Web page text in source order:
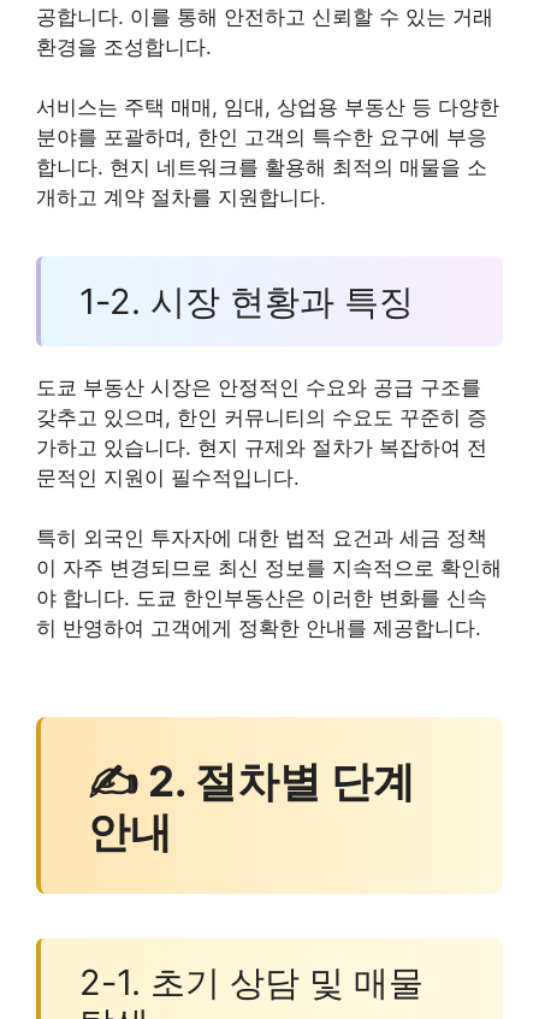
공합니다. 이를 통해 안전하고 신뢰할 수 있는 거래
환경을 조성합니다.
서비스는 주택 매매, 임대, 상업용 부동산 등 다양한
분야를 포괄하며, 한인 고객의 특수한 요구에 부응
합니다. 현지 네트워크를 활용해 최적의 매물을 소
개하고 계약 절차를 지원합니다.
1-2. 시장 현황과 특징
도쿄 부동산 시장은 안정적인 수요와 공급 구조를
갖추고 있으며, 한인 커뮤니티의 수요도 꾸준히 증
가하고 있습니다. 현지 규제와 절차가 복잡하여 전
문적인 지원이 필수적입니다.
특히 외국인 투자자에 대한 법적 요건과 세금 정책
이 자주 변경되므로 최신 정보를 지속적으로 확인해
야 합니다. 도쿄 한인부동산은 이러한 변화를 신속
히 반영하여 고객에게 정확한 안내를 제공합니다.
✍ 2. 절차별 단계
안내
2-1. 초기 상담 및 매물